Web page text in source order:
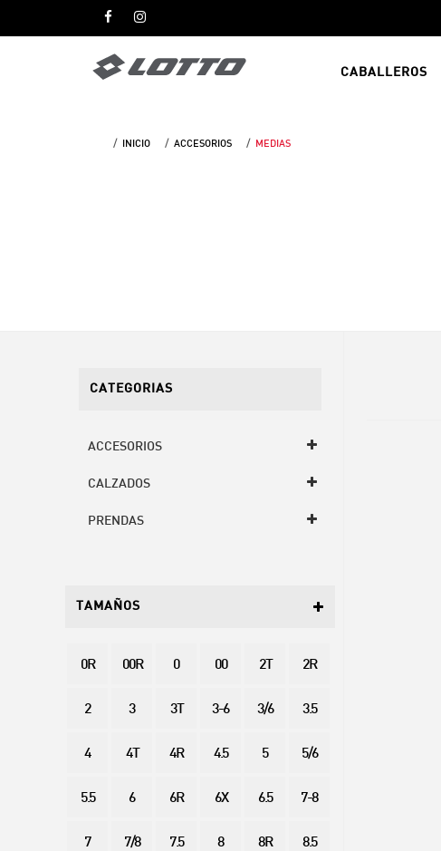
CABALLEROS
INICIO ACCESORIOS MEDIAS
CATEGORIAS
ACCESORIOS
CALZADOS
PRENDAS
TAMAÑOS
0R 00R 0 00 2T 2R
2 3 3T 3-6 3/6 3.5
4 4T 4R 4.5 5 5/6
5.5 6 6R 6X 6.5 7-8
7 7/8 7.5 8 8R 8.5